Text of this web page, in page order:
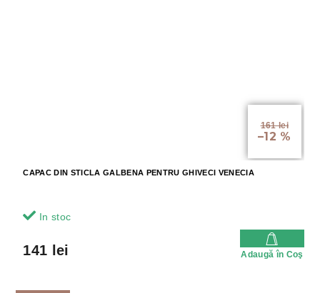
161 lei
–12 %
CAPAC DIN STICLA GALBENA PENTRU GHIVECI VENECIA
In stoc
141 lei Adaugă în Coş